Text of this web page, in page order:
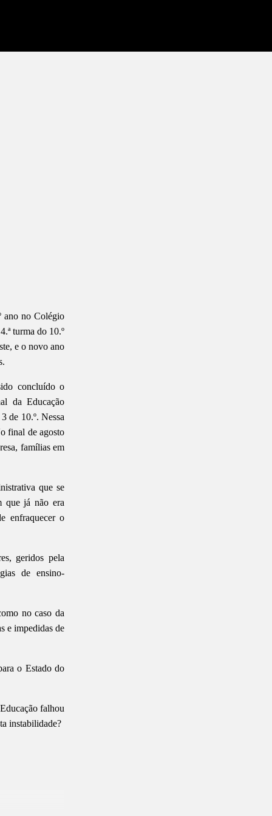
ano no Colégio
turma do 10.º
e o novo ano
concluído o
da Educação
de 10.º. Nessa
final de agosto
famílias em
que se
que já não era
enfraquecer o
geridos pela
de ensino-
no caso da
e impedidas de
o Estado do
falhou
instabilidade?